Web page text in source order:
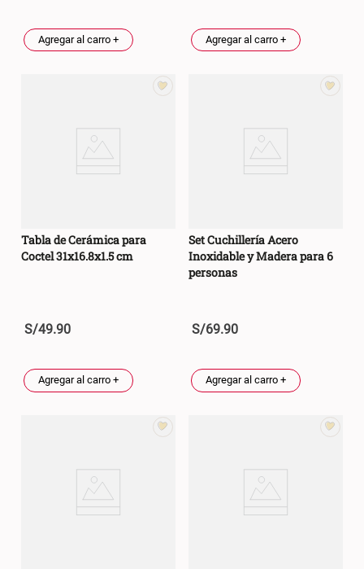
Agregar al carro + Agregar al carro +
Tabla de Cerámica para
Coctel 31x16.8x1.5 cm
S/49.90
Agregar al carro +
Set Cuchillería Acero
Inoxidable y Madera para 6
personas
S/69.90
Agregar al carro +